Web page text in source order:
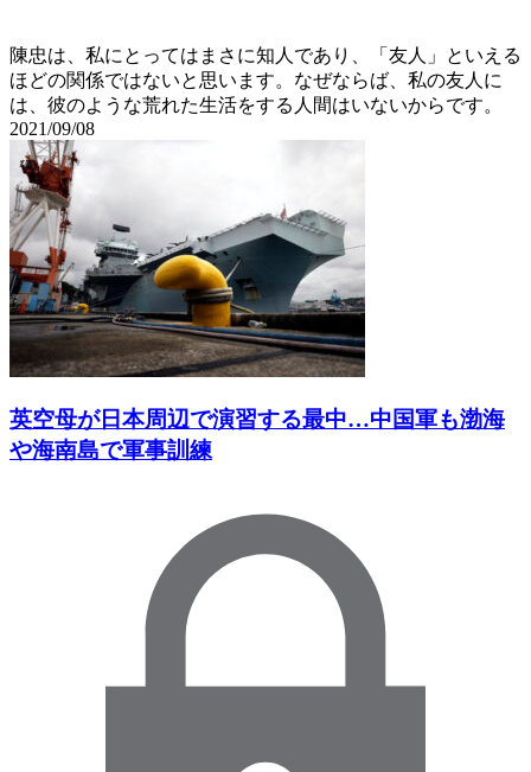
陳忠は、私にとってはまさに知人であり、「友人」といえる
ほどの関係ではないと思います。なぜならば、私の友人に
は、彼のような荒れた生活をする人間はいないからです。
2021/09/08
英空母が日本周辺で演習する最中…中国軍も渤海
や海南島で軍事訓練